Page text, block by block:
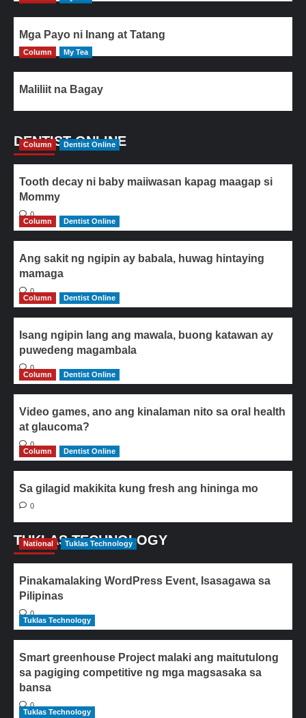
Mga Payo ni Inang at Tatang
Column My Tea
Maliliit na Bagay
DENTIST ONLINE
Column Dentist Online
Tooth decay ni baby maiiwasan kapag maagap si
Mommy
0
Column
Dentist Online
Ang sakit ng ngipin ay babala, huwag hintaying
mamaga
0
Column
Dentist Online
Isang ngipin lang ang mawala, buong katawan ay
puwedeng magambala
0
Column
Dentist Online
Video games, ano ang kinalaman nito sa oral health
at glaucoma?
0
Column
Dentist Online
Sa gilagid makikita kung fresh ang hininga mo
0
TUKLAS TECHNOLOGY
National Tuklas Technology
Pinakamalaking WordPress Event, Isasagawa sa
Pilipinas
0
Tuklas Technology
Smart greenhouse Project malaki ang maitutulong
sa pagiging competitive ng mga magsasaka sa
bansa
0
Tuklas Technology